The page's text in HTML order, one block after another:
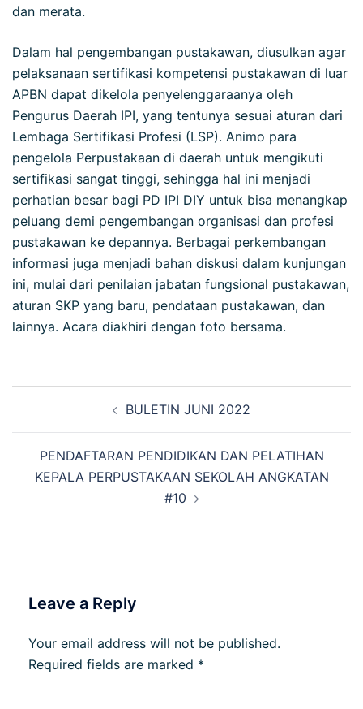
dan merata.
Dalam hal pengembangan pustakawan, diusulkan agar
pelaksanaan sertifikasi kompetensi pustakawan di luar
APBN dapat dikelola penyelenggaraanya oleh
Pengurus Daerah IPI, yang tentunya sesuai aturan dari
Lembaga Sertifikasi Profesi (LSP). Animo para
pengelola Perpustakaan di daerah untuk mengikuti
sertifikasi sangat tinggi, sehingga hal ini menjadi
perhatian besar bagi PD IPI DIY untuk bisa menangkap
peluang demi pengembangan organisasi dan profesi
pustakawan ke depannya. Berbagai perkembangan
informasi juga menjadi bahan diskusi dalam kunjungan
ini, mulai dari penilaian jabatan fungsional pustakawan,
aturan SKP yang baru, pendataan pustakawan, dan
lainnya. Acara diakhiri dengan foto bersama.
BULETIN JUNI 2022
PENDAFTARAN PENDIDIKAN DAN PELATIHAN
KEPALA PERPUSTAKAAN SEKOLAH ANGKATAN
#10
Leave a Reply
Your email address will not be published.
Required fields are marked *